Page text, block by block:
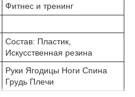
Фитнес и тренинг
Состав: Пластик,
Искусственная резина
Руки Ягодицы Ноги Спина
Грудь Плечи